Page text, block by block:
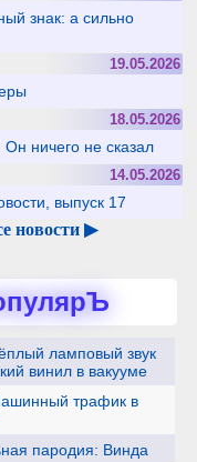
знак: а сильно
19.05.2026
18.05.2026
Он ничего не сказал
14.05.2026
выпуск 17
новости ▶
ламповый звук
винил в вакууме
трафик в
пародия: Винда